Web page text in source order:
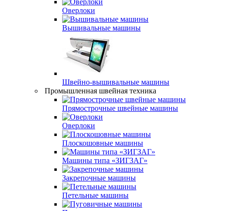
Оверлоки
Вышивальные машины
Швейно-вышивальные машины
Промышленная швейная техника
Прямострочные швейные машины
Оверлоки
Плоскошовные машины
Машины типа «ЗИГЗАГ»
Закрепочные машины
Петельные машины